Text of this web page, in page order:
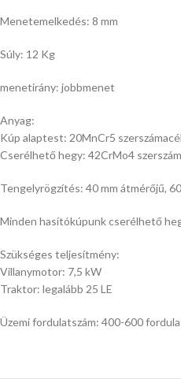
Menetemelkedés: 8 mm
Súly: 12 Kg
menetirány: jobbmenet
Anyag:
Kúp alaptest: 20MnCr5 szerszámacél
Cserélhető hegy: 42CrMo4
Tengelyrögzítés: 40 mm átmérőjű,
Minden hasítókúpunk cserélhető
Szükséges teljesítmény:
Villanymotor: 7,5 kW
Traktor: legalább 25 LE
Üzemi fordulatszám: 400-600